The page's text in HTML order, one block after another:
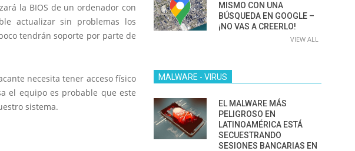
la BIOS de un ordenador con
actualizar sin problemas los
tendrán soporte por parte de
necesita tener acceso físico
el equipo es probable que este
sistema.
MISMO CON UNA
BÚSQUEDA EN GOOGLE –
¡NO VAS A CREERLO!
VIEW ALL
MALWARE - VIRUS
EL MALWARE MÁS
PELIGROSO EN
LATINOAMÉRICA ESTÁ
SECUESTRANDO
SESIONES BANCARIAS EN